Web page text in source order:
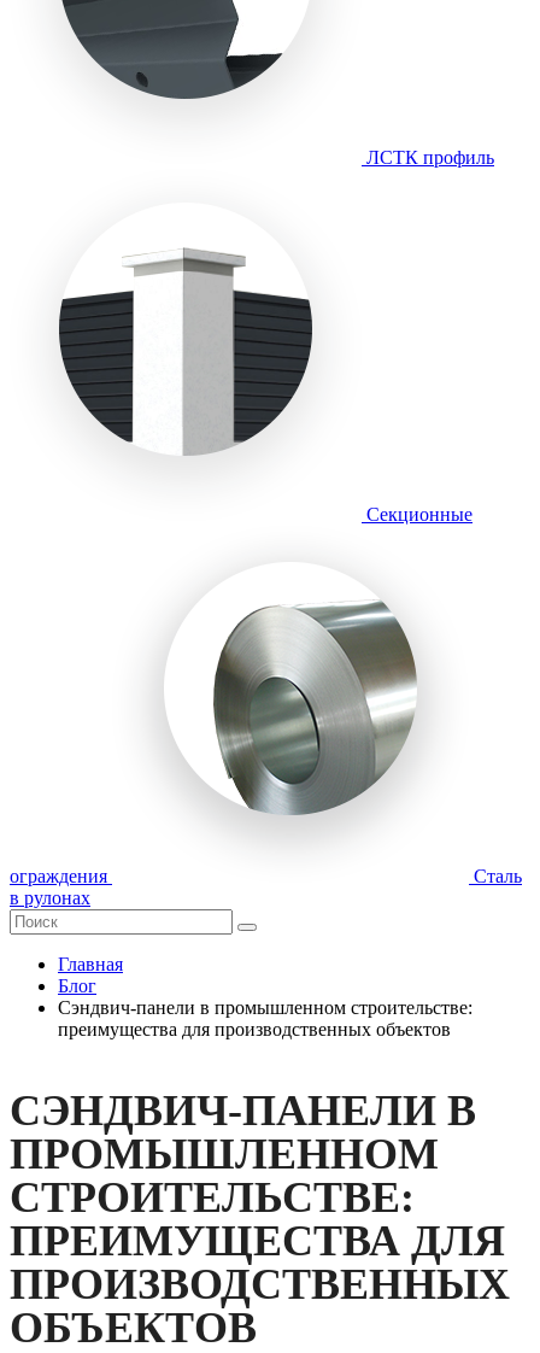
ЛСТК профиль
Секционные
ограждения
Сталь
в рулонах
Главная
Блог
Сэндвич-панели в промышленном строительстве:
преимущества для производственных объектов
СЭНДВИЧ-ПАНЕЛИ В
ПРОМЫШЛЕННОМ
СТРОИТЕЛЬСТВЕ:
ПРЕИМУЩЕСТВА ДЛЯ
ПРОИЗВОДСТВЕННЫХ
ОБЪЕКТОВ